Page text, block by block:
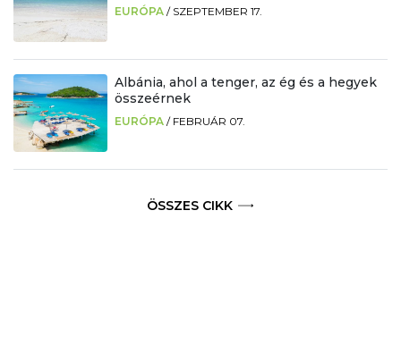
EURÓPA / SZEPTEMBER 17.
Albánia, ahol a tenger, az ég és a hegyek
összeérnek
EURÓPA / FEBRUÁR 07.
ÖSSZES CIKK